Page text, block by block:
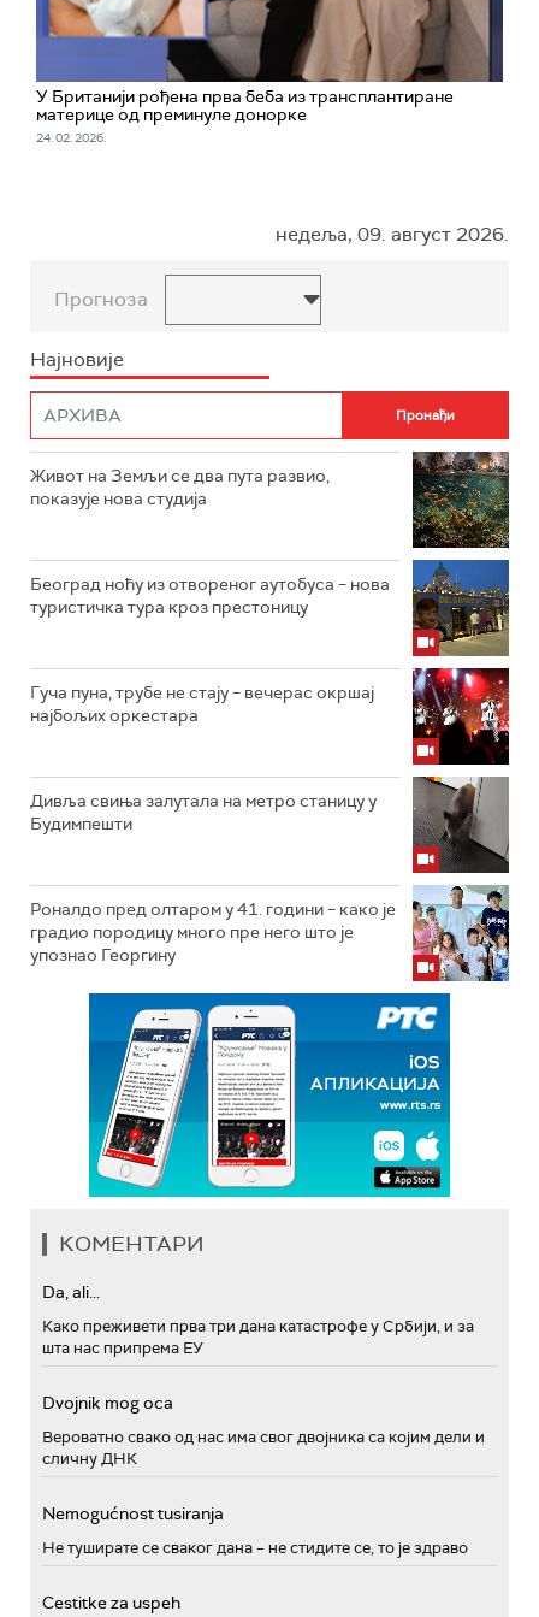
У Британији рођена прва беба из трансплантиране
материце од преминуле донорке
24. 02. 2026.
недеља, 09. август 2026.
Прогноза
Најновије
Живот на Земљи се два пута развио,
показује нова студија
Београд ноћу из отвореног аутобуса – нова
туристичка тура кроз престоницу
Гуча пуна, трубе не стају – вечерас окршај
најбољих оркестара
Дивља свиња залутала на метро станицу у
Будимпешти
Роналдо пред олтаром у 41. години – како је
градио породицу много пре него што је
упознао Георгину
КОМЕНТАРИ
Da, ali...
Како преживети прва три дана катастрофе у Србији, и за
шта нас припрема ЕУ
Dvojnik mog oca
Вероватно свако од нас има свог двојника са којим дели и
сличну ДНК
Nemogućnost tusiranja
Не туширате се сваког дана – не стидите се, то је здраво
Cestitke za uspeh